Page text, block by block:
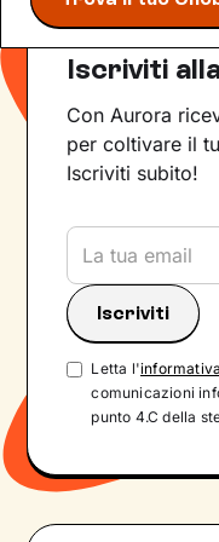
Iscriviti
Con Aurora
per coltivare il
Iscriviti subito!
Letta l'informativa
comunicazioni
punto 4.C della